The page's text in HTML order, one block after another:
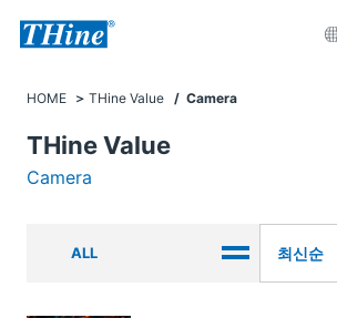
HOME THine Value / Camera
THine Value
Camera
ALL 최신순